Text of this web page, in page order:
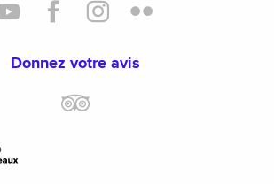
Donnez votre avis